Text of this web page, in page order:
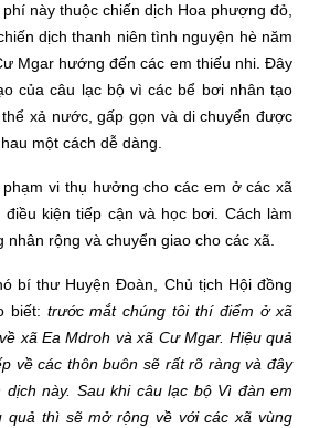
này thuộc chiến dịch Hoa phượng đỏ,
dịch thanh niên tình nguyện hè năm
Mgar hướng đến các em thiếu nhi. Đây
của câu lạc bộ vì các bể bơi nhân tạo
xả nước, gấp gọn và di chuyển được
một cách dễ dàng.
vi thụ hưởng cho các em ở các xã
kiện tiếp cận và học bơi. Cách làm
nhân rộng và chuyển giao cho các xã.
bí thư Huyện Đoàn, Chủ tịch Hội đồng
biết: trước mắt chúng tôi thí điểm ở xã
xã Ea Mdroh và xã Cư Mgar. Hiệu quả
về các thôn buôn sẽ rất rõ ràng và đây
này. Sau khi câu lạc bộ Vì đàn em
quả thì sẽ mở rộng về với các xã vùng